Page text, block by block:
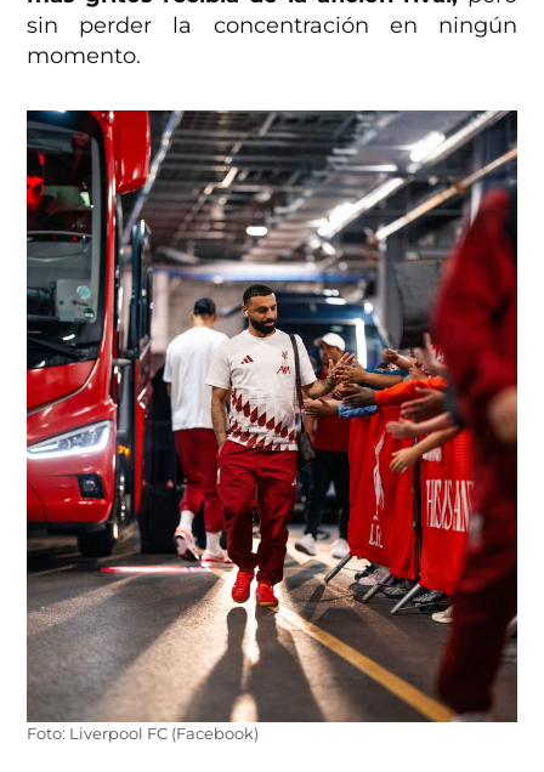
sin perder la concentración en ningún
momento.
Foto: Liverpool FC (Facebook)